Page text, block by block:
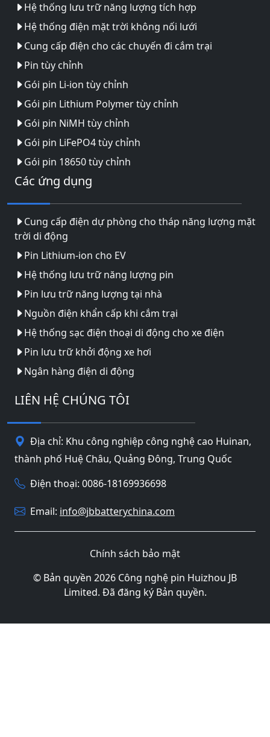
Hệ thống lưu trữ năng lượng tích hợp
Hệ thống điện mặt trời không nối lưới
Cung cấp điện cho các chuyến đi cắm trại
Pin tùy chỉnh
Gói pin Li-ion tùy chỉnh
Gói pin Lithium Polymer tùy chỉnh
Gói pin NiMH tùy chỉnh
Gói pin LiFePO4 tùy chỉnh
Gói pin 18650 tùy chỉnh
Các ứng dụng
Cung cấp điện dự phòng cho tháp năng lượng mặt
trời di động
Pin Lithium-ion cho EV
Hệ thống lưu trữ năng lượng pin
Pin lưu trữ năng lượng tại nhà
Nguồn điện khẩn cấp khi cắm trại
Hệ thống sạc điện thoại di động cho xe điện
Pin lưu trữ khởi động xe hơi
Ngân hàng điện di động
LIÊN HỆ CHÚNG TÔI
Địa chỉ: Khu công nghiệp công nghệ cao Huinan,
thành phố Huệ Châu, Quảng Đông, Trung Quốc
Điện thoại: 0086-18169936698
Email: info@jbbatterychina.com
Chính sách bảo mật
© Bản quyền 2026 Công nghệ pin Huizhou JB
Limited. Đã đăng ký Bản quyền.